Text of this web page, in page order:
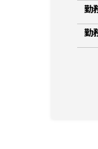
勤
勤